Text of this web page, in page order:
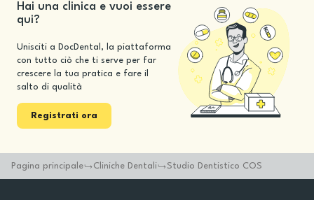
Hai una clinica e vuoi essere
qui?
Unisciti a DocDental, la piattaforma
con tutto ciò che ti serve per far
crescere la tua pratica e fare il
salto di qualità
Registrati ora
Pagina principale Cliniche Dentali Studio Dentistico COS